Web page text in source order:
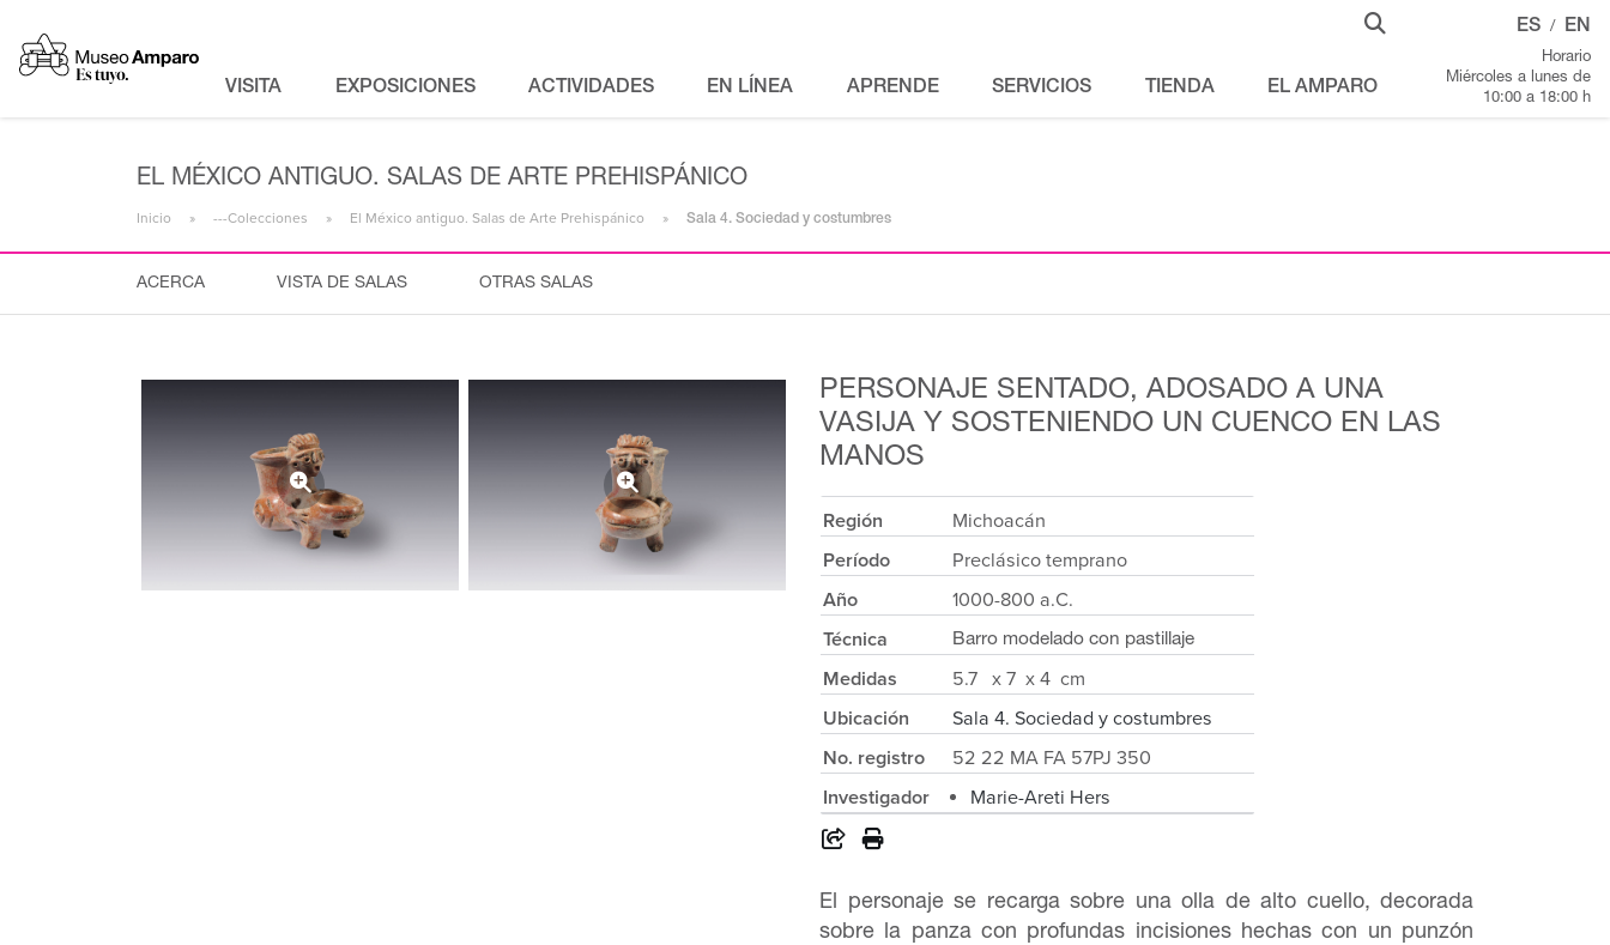
VISITA EXPOSICIONES ACTIVIDADES EN LÍNEA APRENDE SERVICIOS TIENDA EL AMPARO
ES / EN
Horario
Miércoles a lunes de
10:00 a 18:00 h
EL MÉXICO ANTIGUO. SALAS DE ARTE PREHISPÁNICO
Inicio ---Colecciones El México antiguo. Salas de Arte Prehispánico Sala 4. Sociedad y costumbres
ACERCA VISTA DE SALAS OTRAS SALAS
PERSONAJE SENTADO, ADOSADO A UNA
VASIJA Y SOSTENIENDO UN CUENCO EN LAS
MANOS
Región
Michoacán
Período
Preclásico temprano
Año
1000-800 a.C.
Técnica
Barro modelado con pastillaje
Medidas
5.7 x 7 x 4 cm
Ubicación
Sala 4. Sociedad y costumbres
No. registro
52 22 MA FA 57PJ 350
Investigador
Marie-Areti Hers
El personaje se recarga sobre una olla de alto cuello, decorada
sobre la panza con profundas incisiones hechas con un punzón